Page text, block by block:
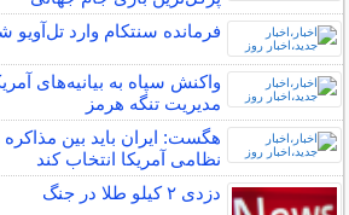
فرمانده سنتکام وارد تل‌آویو
واکنش سپاه به بیانیه‌های
مدیریت تنگه هرمز
هگست: ایران باید بین
نظامی آمریکا انتخاب کند
دزدی ۲ کیلو طلا در جنگ